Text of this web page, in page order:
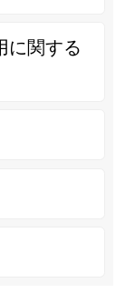
に関する